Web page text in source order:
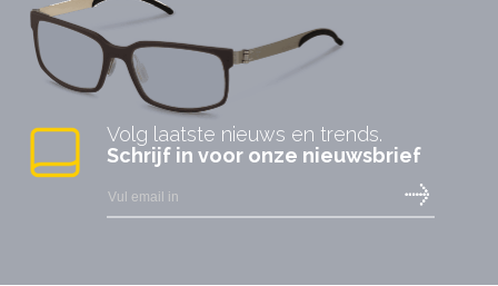
Volg laatste nieuws en trends.
Schrijf in voor onze nieuwsbrief